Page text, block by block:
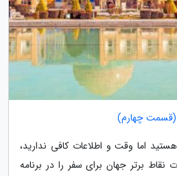
اما وقت و اطلاعات کافی ندارید،
برتر جهان برای سفر را در برنامه